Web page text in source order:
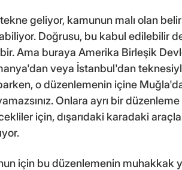
geliyor, kamunun malı olan
Doğrusu, bu kabul edilebilir
Ama buraya Amerika Birleşik
veya İstanbul'dan
o düzenlemenin içine
Onlara ayrı bir
için, dışarıdaki karadaki
için bu düzenlemenin muhakkak